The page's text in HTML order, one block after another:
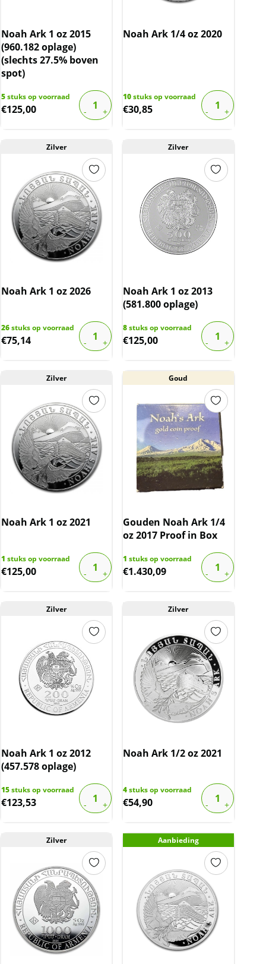
Noah Ark 1 oz 2015
(960.182 oplage)
(slechts 27.5% boven
spot)
5stuks op voorraad
€125,00
Noah Ark 1/4 oz 2020
10stuks op voorraad
€30,85
Zilver
Noah Ark 1 oz 2026
26stuks op voorraad
€75,14
Zilver
Noah Ark 1 oz 2013
(581.800 oplage)
8stuks op voorraad
€125,00
Zilver
Noah Ark 1 oz 2021
1 stuks op voorraad
€125,00
Goud
Gouden Noah Ark 1/4
oz 2017 Proof in Box
1 stuks op voorraad
€1.430,09
Zilver
Noah Ark 1 oz 2012
(457.578 oplage)
15stuks op voorraad
€123,53
Zilver
Noah Ark 1/2 oz 2021
4stuks op voorraad
€54,90
Zilver Aanbieding